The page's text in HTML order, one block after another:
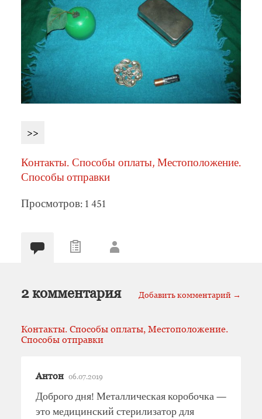
>>
Контакты. Способы оплаты, Местоположение.
Способы отправки
Просмотров: 1 451
2 комментария Добавить комментарий →
Контакты. Способы оплаты, Местоположение.
Способы отправки
Антон 06.07.2019
Доброго дня! Металлическая коробочка —
это медицинский стерилизатор для